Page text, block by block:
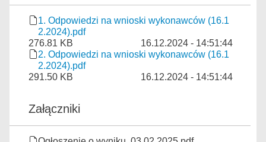
1. Odpowiedzi na wnioski wykonawców (16.1
2.2024).pdf
276.81 KB
16.12.2024 - 14:51:44
2. Odpowiedzi na wnioski wykonawców (16.1
2.2024).pdf
291.50 KB
16.12.2024 - 14:51:44
Załączniki